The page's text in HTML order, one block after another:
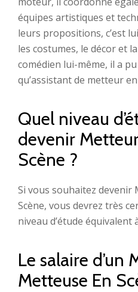
équipes artistiques et
leurs propositions, c’est
les costumes, le décor et
comédien lui-même, il a
qu’assistant de metteur
Quel niveau
devenir
Scène ?
Si vous souhaitez
Scène, vous devrez très
niveau d’étude équivalent
Le salaire d’un
Metteuse En